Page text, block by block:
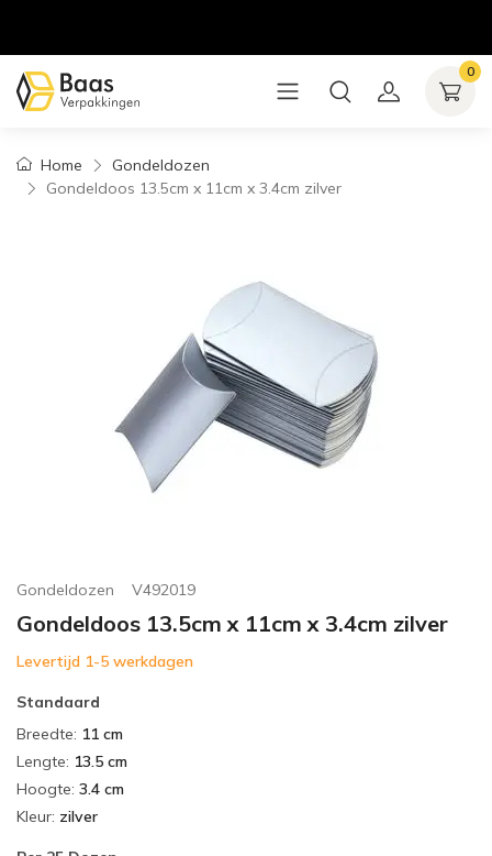
0
Home
Gondeldozen
Gondeldoos 13.5cm x 11cm x 3.4cm zilver
Gondeldozen V492019
Gondeldoos 13.5cm x 11cm x 3.4cm zilver
Levertijd 1-5 werkdagen
Standaard
Breedte: 11 cm
Lengte: 13.5 cm
Hoogte: 3.4 cm
Kleur: zilver